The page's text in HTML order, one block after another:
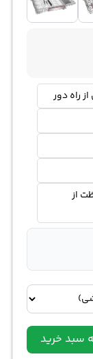
راه دور
از
سبد خرید